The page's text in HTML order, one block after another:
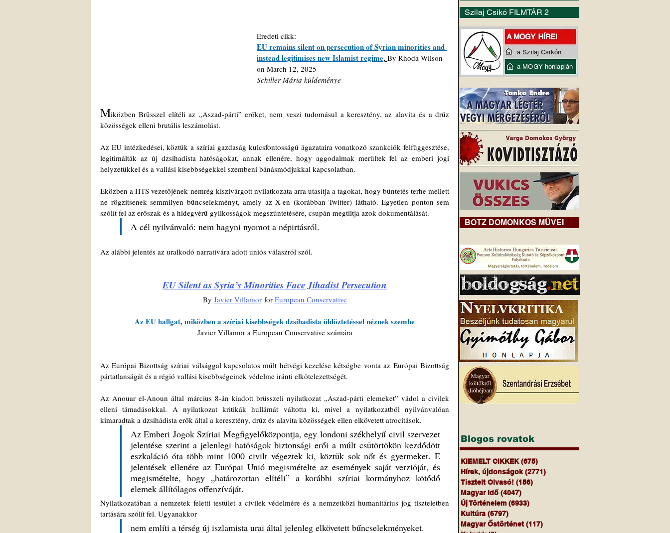
Eredeti cikk:
EU remains silent on persecution of Syrian minorities and
instead legitimises new Islamist regime, By Rhoda Wilson
on March 12, 2025
Schiller Mária küldeménye
Miközben Brüsszel elítéli az „Aszad-párti” erőket, nem veszi tudomásul a keresztény, az alavita és a drúz
közösségek elleni brutális leszámolást.
Az EU intézkedései, köztük a szíriai gazdaság kulcsfontosságú ágazataira vonatkozó szankciók felfüggesztése,
legitimálták az új dzsihadista hatóságokat, annak ellenére, hogy aggodalmak merültek fel az emberi jogi
helyzetükkel és a vallási kisebbségekkel szembeni bánásmódjukkal kapcsolatban.
Eközben a HTS vezetőjének nemrég kiszivárgott nyilatkozata arra utasítja a tagokat, hogy büntetés terhe mellett
ne rögzítsenek semmilyen bűncselekményt, amely az X-en (korábban Twitter) látható. Egyetlen ponton sem
szólít fel az erőszak és a hidegvérű gyilkosságok megszüntetésére, csupán megtiltja azok dokumentálását.
A cél nyilvánvaló: nem hagyni nyomot a népirtásról.
Az alábbi jelentés az uralkodó narratívára adott uniós válaszról szól.
EU Silent as Syria’s Minorities Face Jihadist Persecution
By Javier Villamor for European Conservative
Az EU hallgat, miközben a szíriai kisebbségek dzsihadista üldöztetéssel néznek szembe
Javier Villamor a European Conservative számára
Az Európai Bizottság szíriai válsággal kapcsolatos múlt hétvégi kezelése kétségbe vonta az Európai Bizottság
pártatlanságát és a régió vallási kisebbségeinek védelme iránti elkötelezettségét.
Az Anouar el-Anoun által március 8-án kiadott brüsszeli nyilatkozat „Aszad-párti elemeket” vádol a civilek
elleni támadásokkal. A nyilatkozat kritikák hullámát váltotta ki, mivel a nyilatkozatból nyilvánvalóan
kimaradtak a dzsihádista erők által a keresztény, drúz és alavita közösségek ellen elkövetett atrocitások.
Az Emberi Jogok Szíriai Megfigyelőközpontja, egy londoni székhelyű civil szervezet
jelentése szerint a jelenlegi hatóságok biztonsági erői a múlt csütörtökön kezdődött
eszkaláció óta több mint 1000 civilt végeztek ki, köztük sok nőt és gyermeket. E
jelentések ellenére az Európai Unió megismételte az események saját verzióját, és
megismételte, hogy „határozottan elítéli” a korábbi szíriai kormányhoz kötődő
elemek állítólagos offenzíváját.
Nyilatkozatában a nemzetek feletti testület a civilek védelmére és a nemzetközi humanitárius jog tiszteletben
tartására szólít fel. Ugyanakkor
nem említi a térség új iszlamista urai által jelenleg elkövetett bűncselekményeket.
Szilaj Csikó FILMTÁR 2
BOTZ DOMONKOS MŰVEI
Blogos rovatok
KIEMELT CIKKEK (675)
Hírek, újdonságok (2771)
Tisztelt Olvasó! (156)
Magyar Idő (4047)
Új Történelem (6933)
Kultúra (6797)
Magyar Őstörténet (117)
a Szilaj Csikón
a MOGY honlapján